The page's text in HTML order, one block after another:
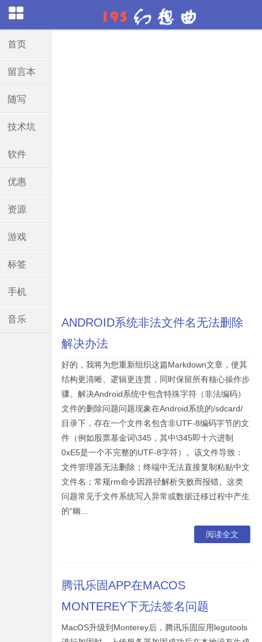
首页
留言本
随写
技术坑
软件
优惠
资源
游戏
标签
手机
音乐
ANDROID系统非法文件名无法删除
解决办法
好的，我将为您重新组织这篇Markdown文章，使其
结构更清晰、逻辑更连贯，同时保留所有核心操作步
骤。解决Android系统中包含特殊字符（非法编码）
文件的删除问题问题现象在Android系统的/sdcard/
目录下，存在一个文件名包含非UTF-8编码字节的文
件（例如股票基金词\345，其中\345即十六进制
0xE5是一个不完整的UTF-8字符）。该文件导致：
文件管理器无法删除；终端中无法直接复制粘贴中文
文件名；常规rm命令因路径解析失败而报错。这类
问题常见于文件系统写入异常或数据迁移过程中产生
的“幽...
阅读全文
腾讯乐固APP在MACOS
MONTEREY下无法签名问题
MacOS升级到Monterey后，腾讯乐固应用legutools